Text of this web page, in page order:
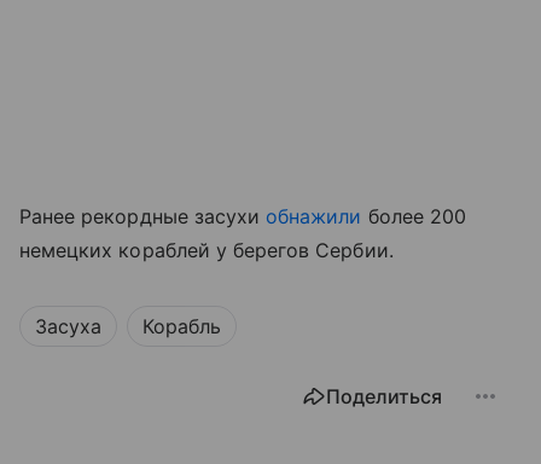
Ранее рекордные засухи обнажили более 200
немецких кораблей у берегов Сербии.
Засуха Корабль
Поделиться